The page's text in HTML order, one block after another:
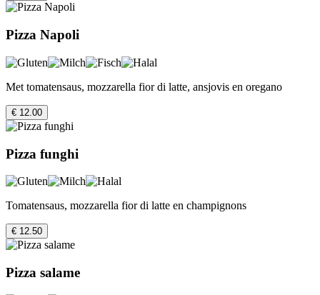
Pizza Napoli
Met tomatensaus, mozzarella fior di latte, ansjovis en oregano
€ 12.00
Pizza funghi
Tomatensaus, mozzarella fior di latte en champignons
€ 12.50
Pizza salame